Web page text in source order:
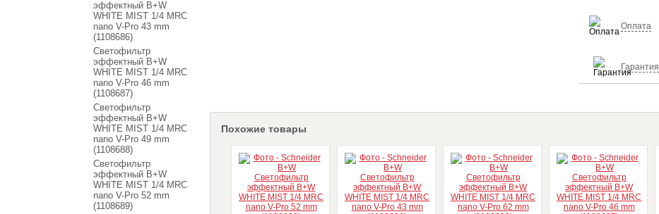
Оплата
Гарантия
Похожие товары
эффектный B+W
WHITE MIST 1/4 MRC
nano V-Pro 43 mm
(1108686)
Светофильтр
эффектный B+W
WHITE MIST 1/4 MRC
nano V-Pro 46 mm
(1108687)
Светофильтр
эффектный B+W
WHITE MIST 1/4 MRC
nano V-Pro 49 mm
(1108688)
Светофильтр
эффектный B+W
WHITE MIST 1/4 MRC
nano V-Pro 52 mm
(1108689)